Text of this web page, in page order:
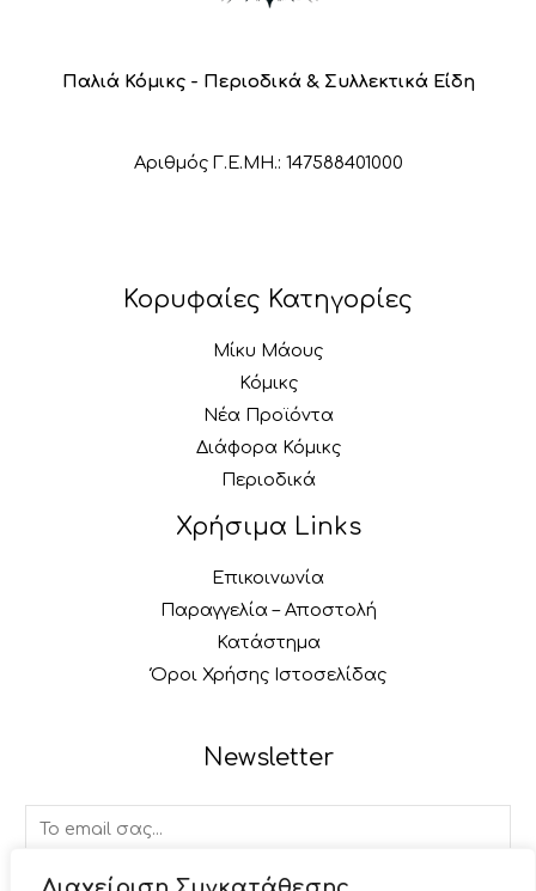
Παλιά Κόμικς - Περιοδικά & Συλλεκτικά Είδη
Αριθμός Γ.Ε.ΜΗ.: 147588401000
Κορυφαίες Κατηγορίες
Μίκυ Μάους
Κόμικς
Νέα Προϊόντα
Διάφορα Κόμικς
Περιοδικά
Χρήσιμα Links
Επικοινωνία
Παραγγελία – Αποστολή
Κατάστημα
Όροι Χρήσης Ιστοσελίδας
Newsletter
m